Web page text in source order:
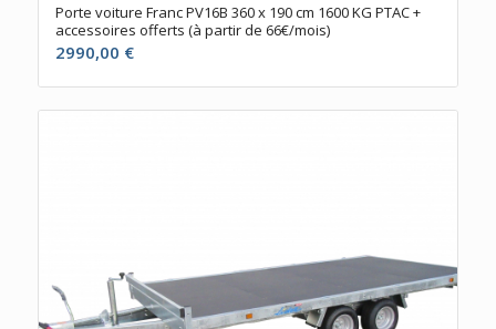
Porte voiture Franc PV16B 360 x 190 cm 1600 KG PTAC +
accessoires offerts (à partir de 66€/mois)
2990,00 €